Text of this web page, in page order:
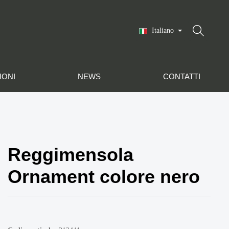
Italiano
NEWS CONTATTI
Reggimensola
Ornament colore nero